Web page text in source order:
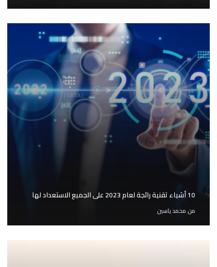
10 أشياء تقنية رائجة لعام 2023 على الجميع الاستعداد لها
من محمد ياسين